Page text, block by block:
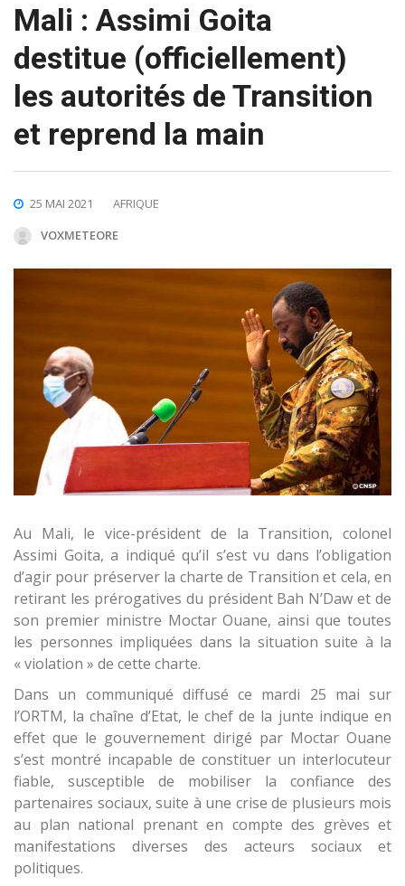
Mali : Assimi Goita
destitue (officiellement)
les autorités de Transition
et reprend la main
25 MAI 2021
AFRIQUE
VOXMETEORE
Au Mali, le vice-président de la Transition, colonel
Assimi Goita, a indiqué qu’il s’est vu dans l’obligation
d’agir pour préserver la charte de Transition et cela, en
retirant les prérogatives du président Bah N’Daw et de
son premier ministre Moctar Ouane, ainsi que toutes
les personnes impliquées dans la situation suite à la
« violation » de cette charte.
Dans un communiqué diffusé ce mardi 25 mai sur
l’ORTM, la chaîne d’Etat, le chef de la junte indique en
effet que le gouvernement dirigé par Moctar Ouane
s’est montré incapable de constituer un interlocuteur
fiable, susceptible de mobiliser la confiance des
partenaires sociaux, suite à une crise de plusieurs mois
au plan national prenant en compte des grèves et
manifestations diverses des acteurs sociaux et
politiques.